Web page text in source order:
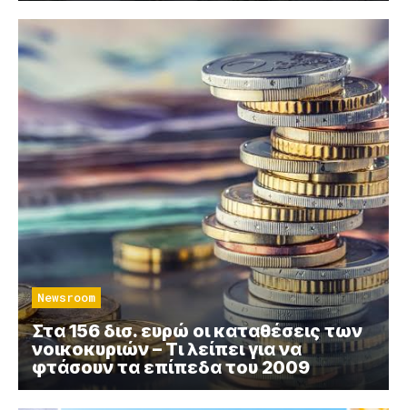
Newsroom
Στα 156 δισ. ευρώ οι καταθέσεις των
νοικοκυριών – Τι λείπει για να
φτάσουν τα επίπεδα του 2009